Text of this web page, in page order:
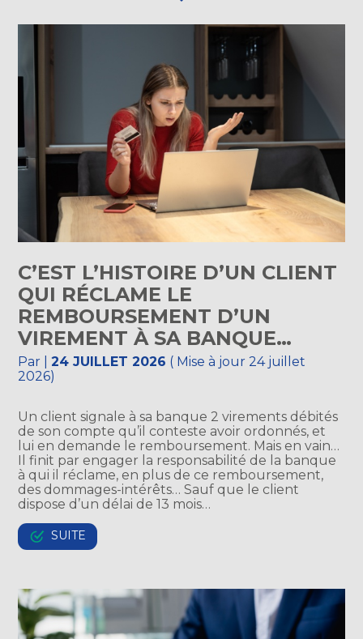
C’EST L’HISTOIRE D’UN CLIENT
QUI RÉCLAME LE
REMBOURSEMENT D’UN
VIREMENT À SA BANQUE…
Par |24 JUILLET 2026 ( Mise à jour 24 juillet
2026)
Un client signale à sa banque 2 virements débités
de son compte qu’il conteste avoir ordonnés, et
lui en demande le remboursement. Mais en vain…
Il finit par engager la responsabilité de la banque
à qui il réclame, en plus de ce remboursement,
des dommages-intérêts… Sauf que le client
dispose d’un délai de 13 mois…
SUITE